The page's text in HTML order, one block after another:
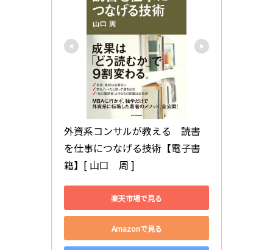
外資系コンサルが教える　読書
を仕事につなげる技術【電子書
籍】[ 山口　周 ]
楽天市場で見る
Amazonで見る